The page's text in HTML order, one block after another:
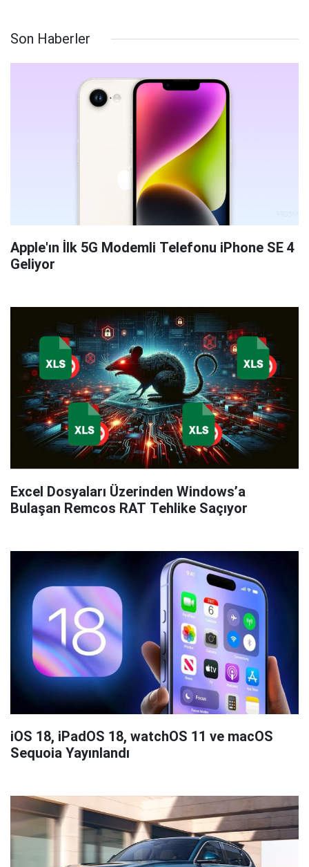
Son Haberler
Apple'ın İlk 5G Modemli Telefonu iPhone SE 4
Geliyor
Excel Dosyaları Üzerinden Windows’a
Bulaşan Remcos RAT Tehlike Saçıyor
iOS 18, iPadOS 18, watchOS 11 ve macOS
Sequoia Yayınlandı